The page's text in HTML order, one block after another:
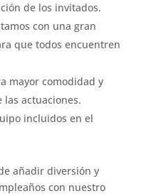
de los invitados.
con una gran
que todos encuentren
mayor comodidad y
actuaciones.
incluidos en el
añadir diversión y
con nuestro